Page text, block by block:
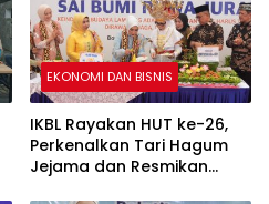
EKONOMI DAN BISNIS
IKBL Rayakan HUT ke-26,
Perkenalkan Tari Hagum
Jejama dan Resmikan